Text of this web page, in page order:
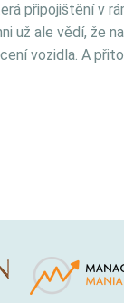
připojištění v
už ale vědí, že
vozidla. A